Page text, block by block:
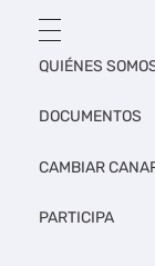
QUIÉNES
DOCUMENTOS
CAMBIAR
PARTICIPA